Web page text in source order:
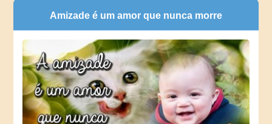
Amizade é um amor que nunca morre